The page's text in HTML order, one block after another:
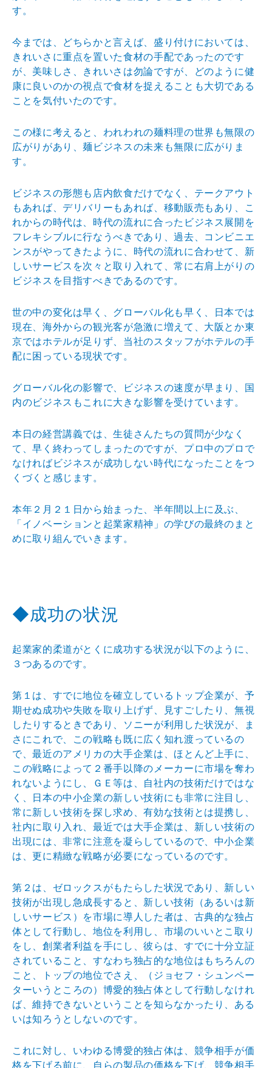
す。
今までは、どちらかと言えば、盛り付けにおいては、
きれいさに重点を置いた食材の手配であったのです
が、美味しさ、きれいさは勿論ですが、どのように健
康に良いのかの視点で食材を捉えることも大切である
ことを気付いたのです。
この様に考えると、われわれの麺料理の世界も無限の
広がりがあり、麺ビジネスの未来も無限に広がりま
す。
ビジネスの形態も店内飲食だけでなく、テークアウト
もあれば、デリバリーもあれば、移動販売もあり、こ
れからの時代は、時代の流れに合ったビジネス展開を
フレキシブルに行なうべきであり、過去、コンビニエ
ンスがやってきたように、時代の流れに合わせて、新
しいサービスを次々と取り入れて、常に右肩上がりの
ビジネスを目指すべきであるのです。
世の中の変化は早く、グローバル化も早く、日本では
現在、海外からの観光客が急激に増えて、大阪とか東
京ではホテルが足りず、当社のスタッフがホテルの手
配に困っている現状です。
グローバル化の影響で、ビジネスの速度が早まり、国
内のビジネスもこれに大きな影響を受けています。
本日の経営講義では、生徒さんたちの質問が少なく
て、早く終わってしまったのですが、プロ中のプロで
なければビジネスが成功しない時代になったことをつ
くづくと感じます。
本年２月２１日から始まった、半年間以上に及ぶ、
「イノベーションと起業家精神」の学びの最終のまと
めに取り組んでいきます。
◆成功の状況
起業家的柔道がとくに成功する状況が以下のように、
３つあるのです。
第１は、すでに地位を確立しているトップ企業が、予
期せぬ成功や失敗を取り上げず、見すごしたり、無視
したりするときであり、ソニーが利用した状況が、ま
さにこれで、この戦略も既に広く知れ渡っているの
で、最近のアメリカの大手企業は、ほとんど上手に、
この戦略によって２番手以降のメーカーに市場を奪わ
れないようにし、ＧＥ等は、自社内の技術だけではな
く、日本の中小企業の新しい技術にも非常に注目し、
常に新しい技術を探し求め、有効な技術とは提携し、
社内に取り入れ、最近では大手企業は、新しい技術の
出現には、非常に注意を凝らしているので、中小企業
は、更に精緻な戦略が必要になっているのです。
第２は、ゼロックスがもたらした状況であり、新しい
技術が出現し急成長すると、新しい技術（あるいは新
しいサービス）を市場に導人した者は、古典的な独占
体として行動し、地位を利用し、市場のいいとこ取り
をし、創業者利益を手にし、彼らは、すでに十分立証
されていること、すなわち独占的な地位はもちろんの
こと、トップの地位でさえ、（ジョセフ・シュンペー
ターいうところの）博愛的独占体として行動しなけれ
ば、維持できないということを知らなかったり、ある
いは知ろうとしないのです。
これに対し、いわゆる博愛的独占体は、競争相手が価
格を下げる前に、自らの製品の価格を下げ、競争相手